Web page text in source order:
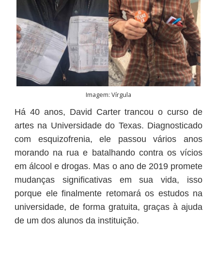
Imagem: Vírgula
Há 40 anos, David Carter trancou o curso de
artes na Universidade do Texas. Diagnosticado
com esquizofrenia, ele passou vários anos
morando na rua e batalhando contra os vícios
em álcool e drogas. Mas o ano de 2019 promete
mudanças significativas em sua vida, isso
porque ele finalmente retomará os estudos na
universidade, de forma gratuita, graças à ajuda
de um dos alunos da instituição.